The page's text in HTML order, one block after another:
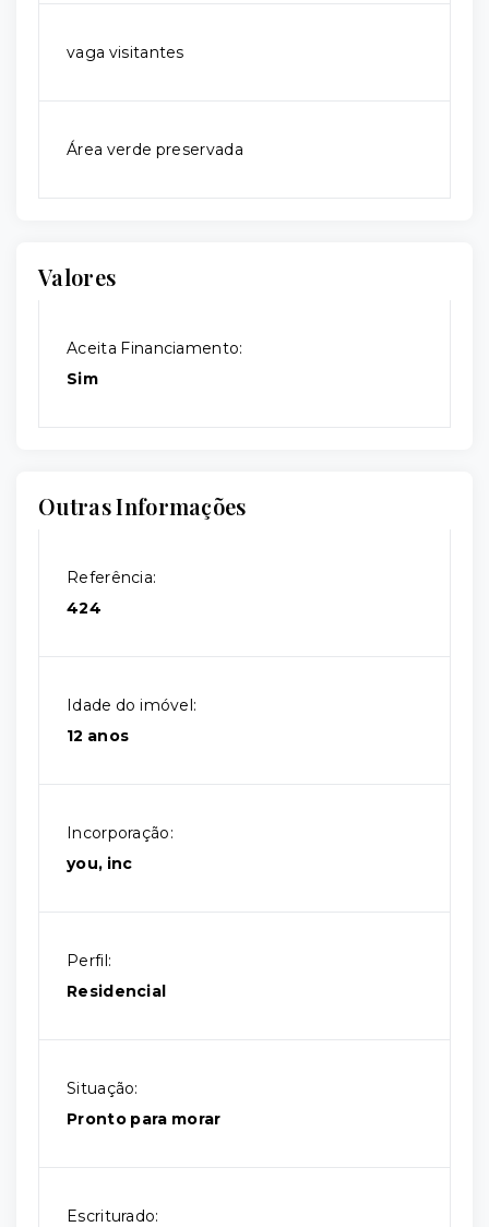
vaga visitantes
Área verde preservada
Valores
Aceita Financiamento:
Sim
Outras Informações
Referência:
424
Idade do imóvel:
12 anos
Incorporação:
you, inc
Perfil:
Residencial
Situação:
Pronto para morar
Escriturado: